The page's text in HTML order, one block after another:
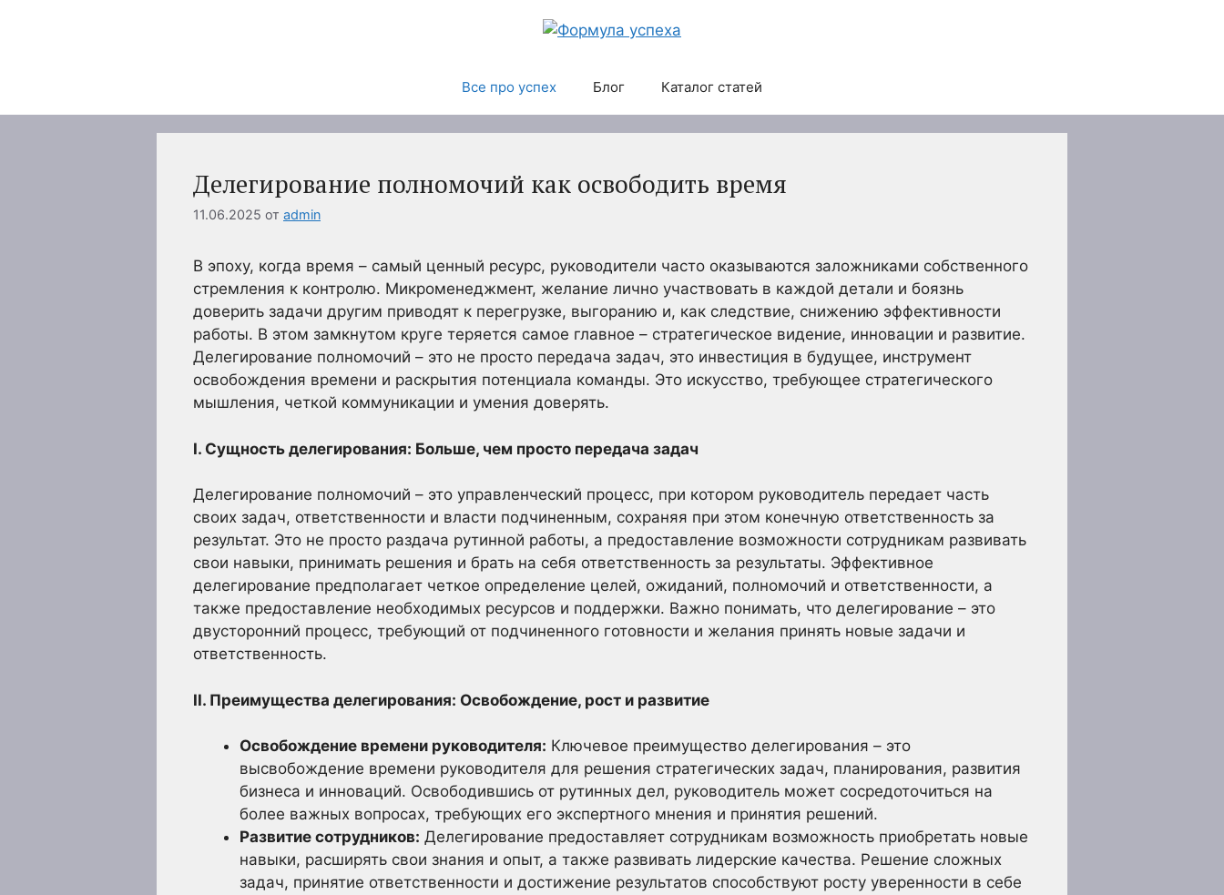
Все про успех Блог Каталог статей
Делегирование полномочий как освободить время
11.06.2025 от admin
В эпоху, когда время – самый ценный ресурс, руководители часто оказываются заложниками собственного
стремления к контролю. Микроменеджмент, желание лично участвовать в каждой детали и боязнь
доверить задачи другим приводят к перегрузке, выгоранию и, как следствие, снижению эффективности
работы. В этом замкнутом круге теряется самое главное – стратегическое видение, инновации и развитие.
Делегирование полномочий – это не просто передача задач, это инвестиция в будущее, инструмент
освобождения времени и раскрытия потенциала команды. Это искусство, требующее стратегического
мышления, четкой коммуникации и умения доверять.
I. Сущность делегирования: Больше, чем просто передача задач
Делегирование полномочий – это управленческий процесс, при котором руководитель передает часть
своих задач, ответственности и власти подчиненным, сохраняя при этом конечную ответственность за
результат. Это не просто раздача рутинной работы, а предоставление возможности сотрудникам развивать
свои навыки, принимать решения и брать на себя ответственность за результаты. Эффективное
делегирование предполагает четкое определение целей, ожиданий, полномочий и ответственности, а
также предоставление необходимых ресурсов и поддержки. Важно понимать, что делегирование – это
двусторонний процесс, требующий от подчиненного готовности и желания принять новые задачи и
ответственность.
II. Преимущества делегирования: Освобождение, рост и развитие
Освобождение времени руководителя: Ключевое преимущество делегирования – это
высвобождение времени руководителя для решения стратегических задач, планирования, развития
бизнеса и инноваций. Освободившись от рутинных дел, руководитель может сосредоточиться на
более важных вопросах, требующих его экспертного мнения и принятия решений.
Развитие сотрудников: Делегирование предоставляет сотрудникам возможность приобретать новые
навыки, расширять свои знания и опыт, а также развивать лидерские качества. Решение сложных
задач, принятие ответственности и достижение результатов способствуют росту уверенности в себе